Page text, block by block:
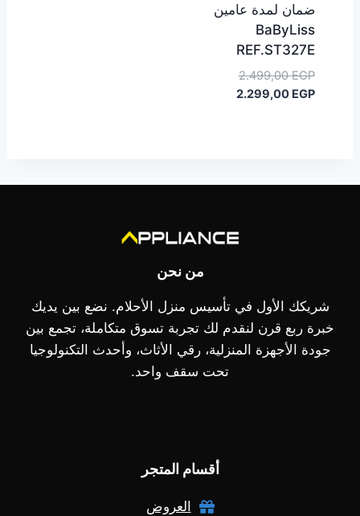
ضمان لمدة عامين
BaByLiss
REF.ST327E
2.499,00EGP
السعر
الأصلي2.299,00 EGP
السعر
من نحن
شريكك الأول في تأسيس منزل الأحلام. نضع بين يديك
خبرة ربع قرن لنقدم لك تجربة تسوق متكاملة، تجمع بين
جودة الأجهزة المنزلية، رقي الأثاث، وأحدث التكنولوجيا
تحت سقف واحد.
أقسام المتجر
العروض